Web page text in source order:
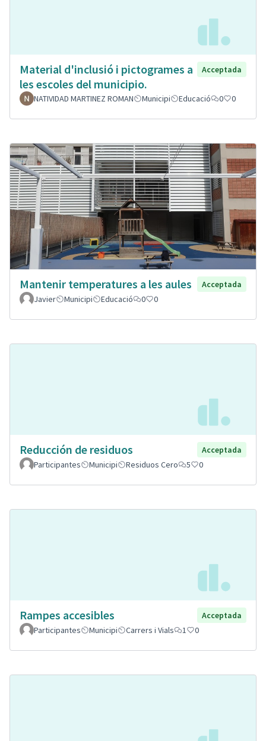
Material d'inclusió i pictogrames a
les escoles del municipio.
Acceptada
NATIVIDAD MARTINEZ ROMAN Municipi Educació 0 0
Mantenir temperatures a les aules
Acceptada
Javier
Municipi Educació 0 0
Reducción de residuos
Acceptada
Participantes
Municipi Residuos Cero 5 0
Rampes accesibles
Acceptada
Participantes
Municipi Carrers i Vials 1 0